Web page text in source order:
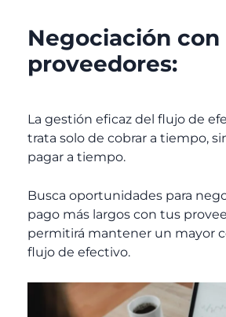
Negociación con
proveedores:
La gestión eficaz del flujo de
trata solo de cobrar a tiempo,
pagar a tiempo.
Busca oportunidades para
pago más largos con tus
permitirá mantener un mayor
flujo de efectivo.